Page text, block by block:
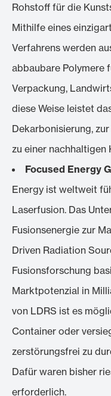
Rohstoff für die
Mithilfe eines
Verfahrens werden
abbaubare Polymere
Verpackung,
diese Weise leistet
Dekarbonisierung,
zu einer
Focused Energy
Energy ist weltweit
Laserfusion. Das
Fusionsenergie zur
Driven Radiation
Fusionsforschung
Marktpotenzial in
von LDRS ist es
Container oder
zerstörungsfrei zu
Dafür waren bisher
erforderlich.